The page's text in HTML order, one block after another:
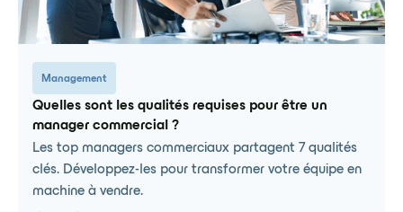
Management
Quelles sont les qualités requises pour être un
manager commercial ?
Les top managers commerciaux partagent 7 qualités
clés. Développez-les pour transformer votre équipe en
machine à vendre.